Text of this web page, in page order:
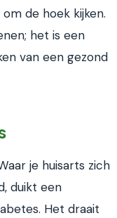
de hoek kijken.
het is een
van een gezond
je huisarts zich
duikt een
Het draait